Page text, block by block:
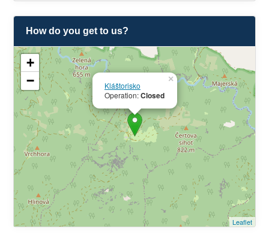
How do you get to us?
Kláštorisko
Operation:Closed
×
+
−
Leaflet